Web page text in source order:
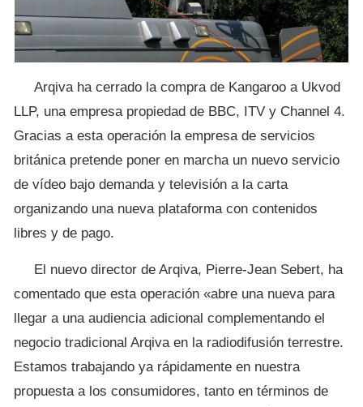
Arqiva ha cerrado la compra de Kangaroo a Ukvod
LLP, una empresa propiedad de BBC, ITV y Channel 4.
Gracias a esta operación la empresa de servicios
británica pretende poner en marcha un nuevo servicio
de vídeo bajo demanda y televisión a la carta
organizando una nueva plataforma con contenidos
libres y de pago.
El nuevo director de Arqiva, Pierre-Jean Sebert, ha
comentado que esta operación «abre una nueva para
llegar a una audiencia adicional complementando el
negocio tradicional Arqiva en la radiodifusión terrestre.
Estamos trabajando ya rápidamente en nuestra
propuesta a los consumidores, tanto en términos de